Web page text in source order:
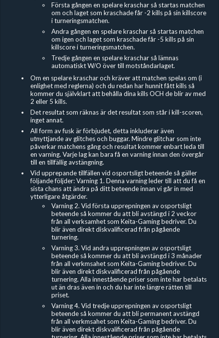
Första gången en spelare kraschar så startas matchen
om och laget som kraschade får -2 kills på sin killscore
i turneringsmatchen.
Andra gången en spelare kraschar så startas matchen
om igen och laget som kraschade får -5 kills på sin
killscore i turneringsmatchen.
Tredje gången en spelare kraschar så lämnas
automatiskt W/O över till motståndarlaget.
Om en spelare kraschar och kräver att matchen spelas om (i
enlighet med reglerna) och du redan har hunnit fått kills så
kommer du självklart att behålla dina kills OCH de blir av med
2 eller 5 kills.
Det resultat som räknas är det resultat som står i kill-scoren,
inget annat.
All form av fusk är förbjudet, detta inkluderar även
utnyttjande av glitches och buggar. Mindre glitchar som inte
påverkar matchens gång och resultat kommer enbart leda till
en varning. Varje lag kan bara få en varning innan den övergår
till en tillfällig avstängning.
Vid upprepande tillfällen vid osportsligt beteende så gäller
följande följder: Varning 1. Denna varning leder till att du få en
sista chans att ändra på ditt beteende innan vi går in med
ytterligare åtgärder.
Varning 2. Vid första upprepningen av osportsligt
beteende så kommer du att bli avstängd i 2 veckor
från all verksamhet som Keita-Gaming bedriver. Du
blir även direkt diskvalificerad från pågående
turnering.
Varning 3. Vid andra upprepningen av osportsligt
beteende så kommer du att bli avstängd i 3 månader
från all verkmsahet som Keita-Gaming bedriver. Du
blir även direkt diskvalificerad från pågående
turnering. Alla innestående priser som inte har betalats
ut än dras även in och du har inte längre rätten till
priset.
Varning 4. Vid tredje upprepningen av osportsligt
beteende så kommer du att bli permanent avstängd
från all verkmsahet som Keita-Gaming bedriver. Du
blir även direkt diskvalificerad från pågående